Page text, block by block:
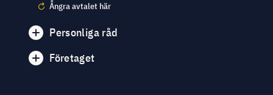
Ångra avtalet här
Personliga råd
Företaget